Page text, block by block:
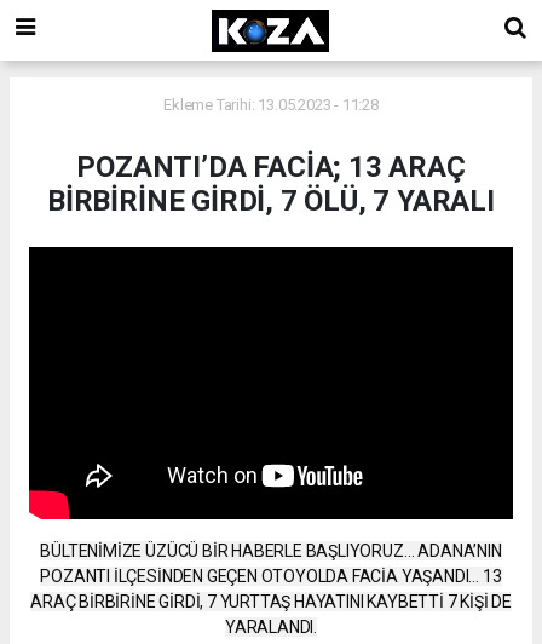
Ekleme Tarihi: 13.05.2023 - 11:28
POZANTI’DA FACİA; 13 ARAÇ
BİRBİRİNE GİRDİ, 7 ÖLÜ, 7 YARALI
BÜLTENİMİZE ÜZÜCÜ BİR HABERLE BAŞLIYORUZ… ADANA’NIN
POZANTI İLÇESİNDEN GEÇEN OTOYOLDA FACİA YAŞANDI… 13
ARAÇ BİRBİRİNE GİRDİ, 7 YURTTAŞ HAYATINI KAYBETTİ 7 KİŞİ DE
YARALANDI.